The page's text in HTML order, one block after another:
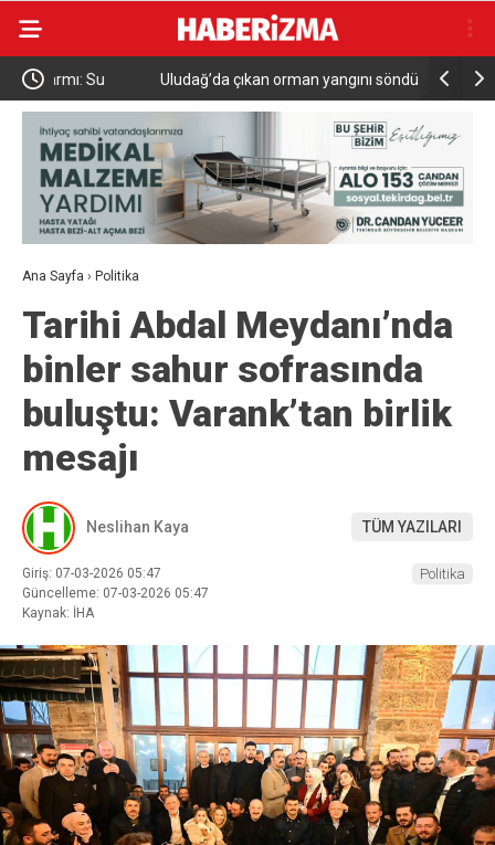
Uludağ’da çıkan orman yangını söndürüldü MGK 6
Güvenlik
Ana Sayfa › Politika
Tarihi Abdal Meydanı’nda
binler sahur sofrasında
buluştu: Varank’tan birlik
mesajı
Neslihan Kaya TÜM YAZILARI
Giriş: 07-03-2026 05:47
Güncelleme: 07-03-2026 05:47
Kaynak: İHA
Politika